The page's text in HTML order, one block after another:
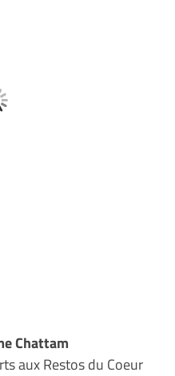
Chattam
aux Restos du Coeur